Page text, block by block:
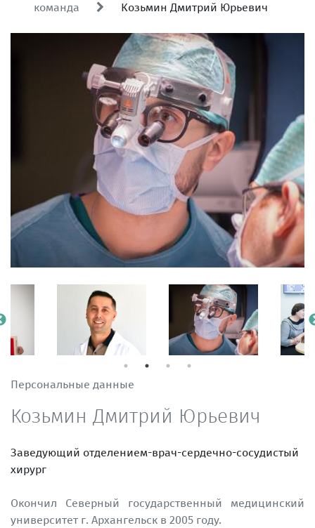
команда
Козьмин Дмитрий Юрьевич
Персональные данные
Козьмин Дмитрий Юрьевич
Заведующий отделением-врач-сердечно-сосудистый
хирург
Окончил Северный государственный медицинский
университет г. Архангельск в 2005 году.